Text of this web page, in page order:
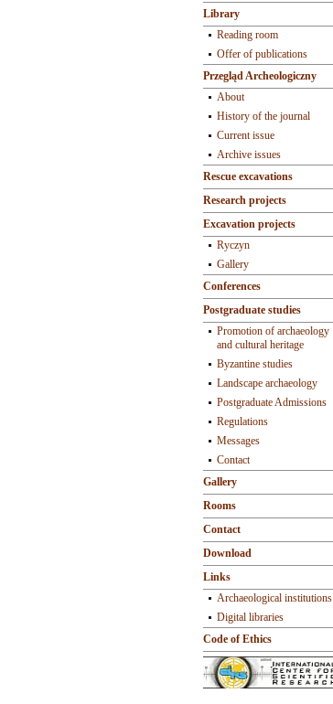
Library
Reading room
Offer of publications
Przegląd Archeologiczny
About
History of the journal
Current issue
Archive issues
Rescue excavations
Research projects
Excavation projects
Ryczyn
Gallery
Conferences
Postgraduate studies
Promotion of archaeology
and cultural heritage
Byzantine studies
Landscape archaeology
Postgraduate Admissions
Regulations
Messages
Contact
Gallery
Rooms
Contact
Download
Links
Archaeological institutions
Digital libraries
Code of Ethics